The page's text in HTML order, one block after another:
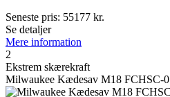
Seneste pris: 55177 kr.
Se detaljer
Mere information
2
Ekstrem skærekraft
Milwaukee Kædesav M18 FCHSC-0